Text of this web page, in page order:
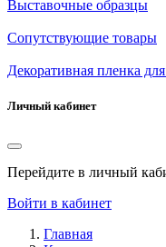
Выставочные образцы
Сопутствующие товары
Декоративная пленка для
Личный кабинет
Перейдите в личный
Войти в кабинет
Главная